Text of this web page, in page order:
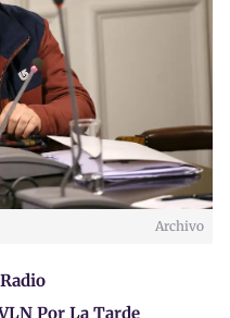
Archivo
Por La Tarde